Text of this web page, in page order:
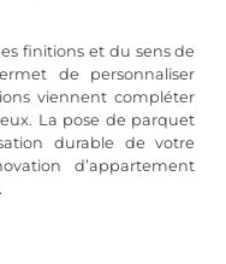
finitions et du sens de
de personnaliser
viennent compléter
La pose de parquet
durable de votre
d’appartement